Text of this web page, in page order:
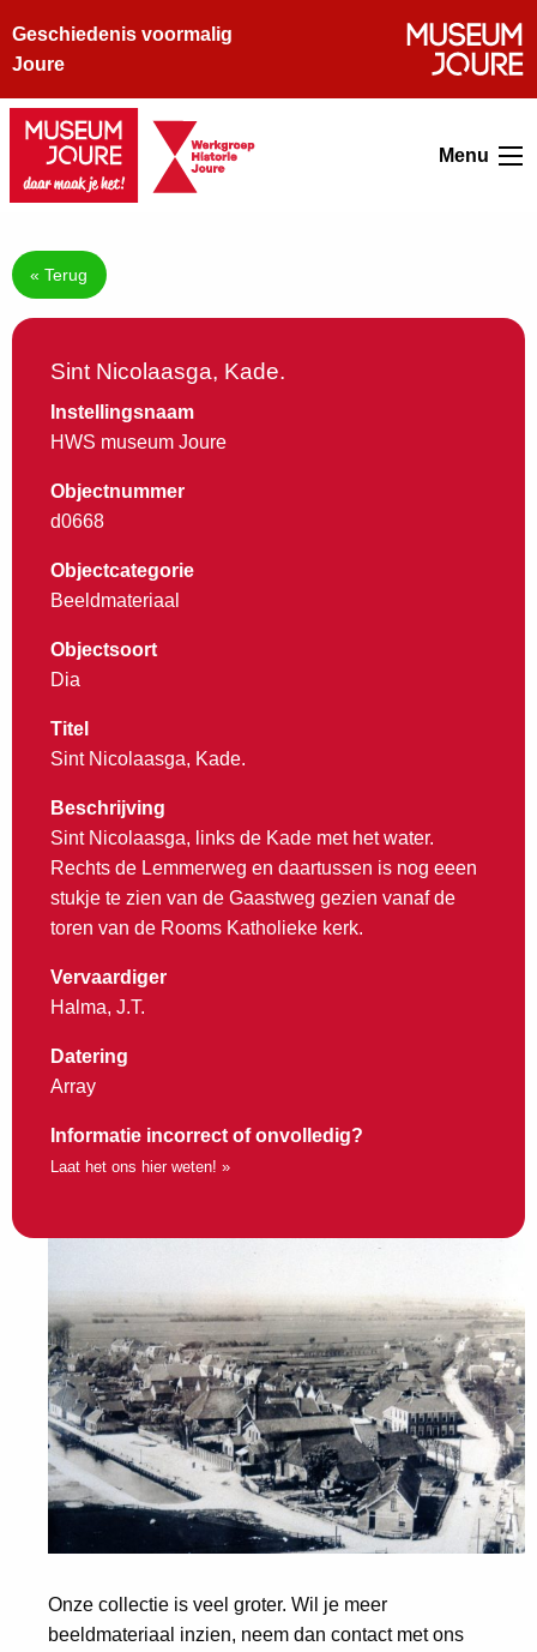
Geschiedenis voormalig
Joure
Menu
« Terug
Sint Nicolaasga, Kade.
Instellingsnaam
HWS museum Joure
Objectnummer
d0668
Objectcategorie
Beeldmateriaal
Objectsoort
Dia
Titel
Sint Nicolaasga, Kade.
Beschrijving
Sint Nicolaasga, links de Kade met het water.
Rechts de Lemmerweg en daartussen is nog eeen
stukje te zien van de Gaastweg gezien vanaf de
toren van de Rooms Katholieke kerk.
Vervaardiger
Halma, J.T.
Datering
Array
Informatie incorrect of onvolledig?
Laat het ons hier weten! »
Onze collectie is veel groter. Wil je meer
beeldmateriaal inzien, neem dan contact met ons